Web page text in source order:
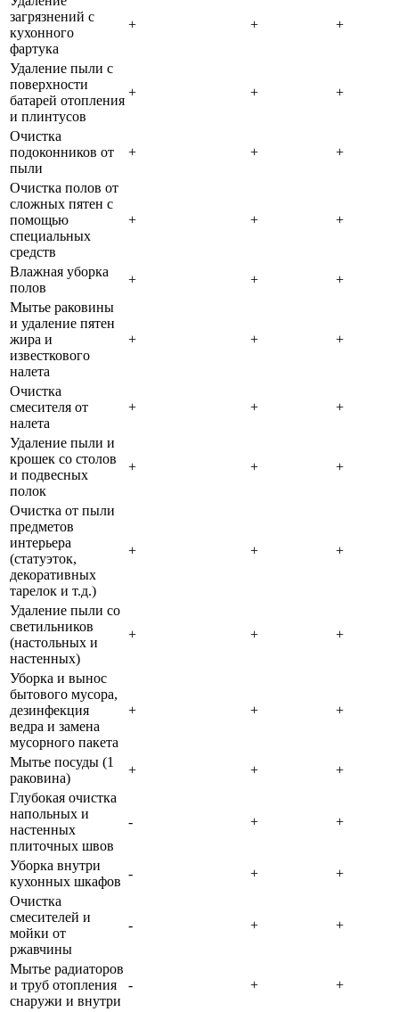
загрязнений с
кухонного
фартука
+ + +
Удаление пыли с
поверхности
батарей отопления
и плинтусов
+ + +
Очистка
подоконников от
пыли
+ + +
Очистка полов от
сложных пятен с
помощью
специальных
средств
+ + +
Влажная уборка
полов
+ +
+
Мытье раковины
и удаление пятен
жира и
известкового
налета
+ + +
Очистка
смесителя от
налета
+ + +
Удаление пыли и
крошек со столов
и подвесных
полок
+ + +
Очистка от пыли
предметов
интерьера
(статуэток,
декоративных
тарелок и т.д.)
+ + +
Удаление пыли со
светильников
(настольных и
настенных)
+ + +
Уборка и вынос
бытового мусора,
дезинфекция
ведра и замена
мусорного пакета
+ + +
Мытье посуды (1
раковина)
+ +
+
Глубокая очистка
напольных и
настенных
плиточных швов
- + +
Уборка внутри
кухонных шкафов
- +
+
Очистка
смесителей и
мойки от
ржавчины
- + +
Мытье радиаторов
и труб отопления
снаружи и внутри
- + +